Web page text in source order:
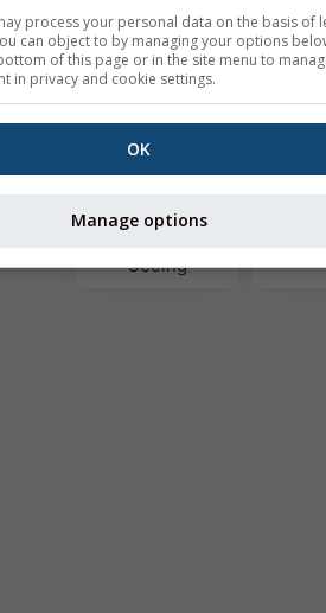
Previsioni
stagionali
Seeing
process your personal data on the basis of
can object to by managing your options
of this page or in the site menu to
in privacy and cookie settings.
OK
Manage options